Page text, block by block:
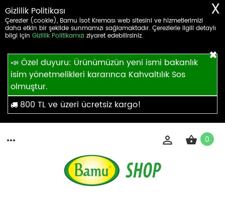
X
Gizlilik Politikası
Çerezler (cookie), Bamu İsot Kreması web sitesini ve hizmetlerimizi
daha etkin bir şekilde sunmamızı sağlamaktadır. Çerezlerle ilgili detaylı
bilgi için Gizlilik Politikamızı ziyaret edebilirsiniz.
×
📣 Özel duyuru: Ürünümüzün yeni ismi bakanlık
isim yönetmelikleri kararınca Kahvaltılık Sos
olmuştur.
800 TL ve üzeri ücretsiz kargo!
0